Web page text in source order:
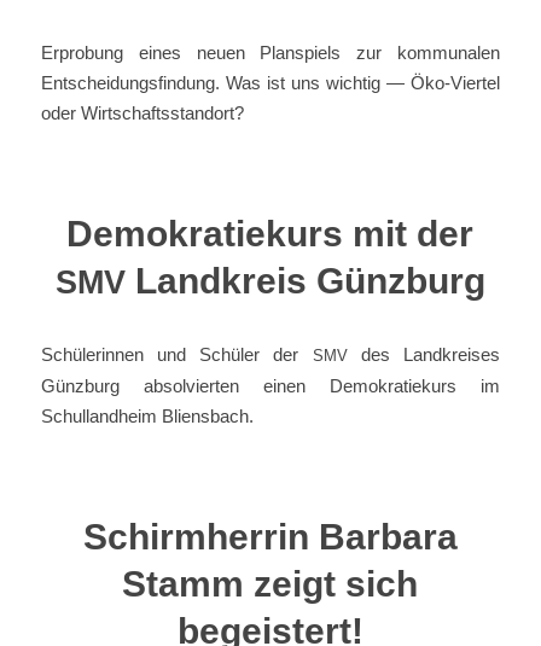
Erprobung eines neuen Planspiels zur kommunalen
Entscheidungsfindung. Was ist uns wichtig — Öko-Viertel
oder Wirtschaftsstandort?
Demokratiekurs mit der
SMVLandkreis Günzburg
Schülerinnen und Schüler der SMVdes Landkreises
Günzburg absolvierten einen Demokratiekurs im
Schullandheim Bliensbach.
Schirmherrin Barbara
Stamm zeigt sich
begeistert!